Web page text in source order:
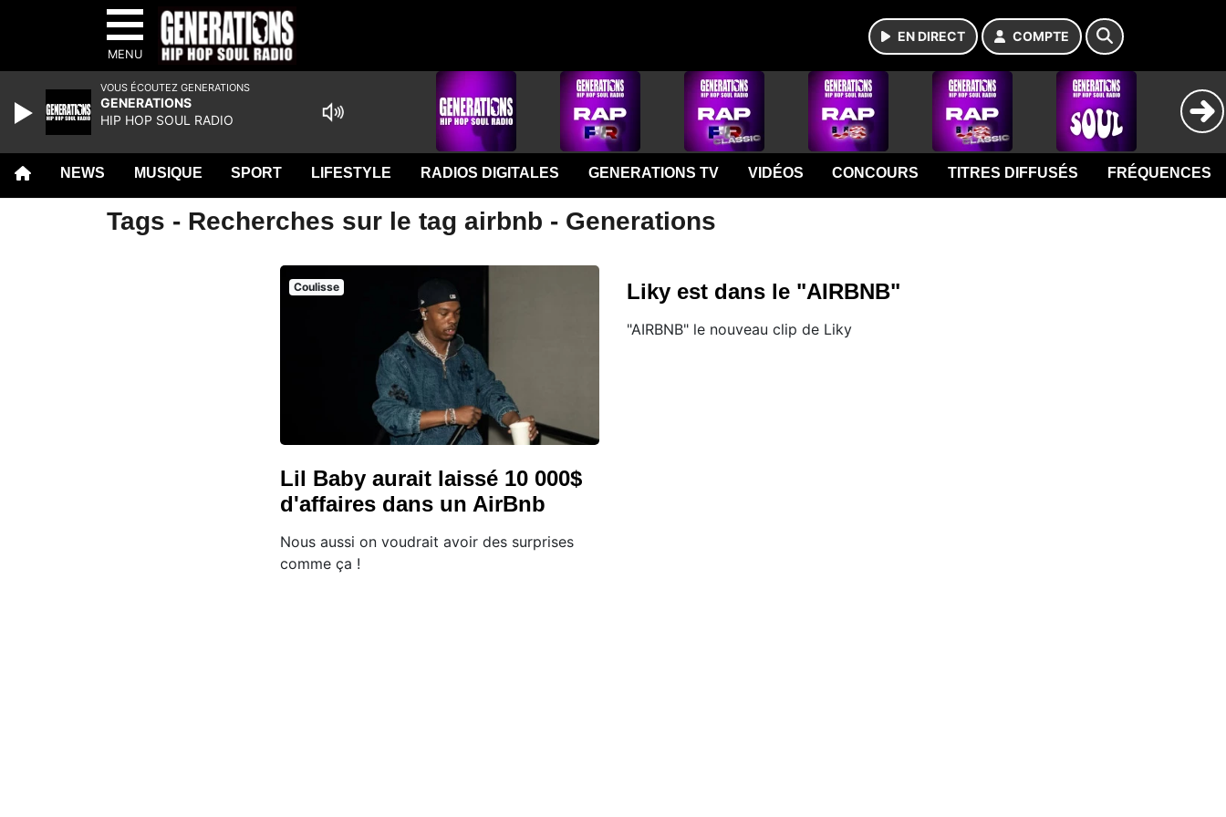
MENU
EN DIRECT COMPTE
NEWS MUSIQUE SPORT LIFESTYLE RADIOS DIGITALES GENERATIONS TV VIDÉOS CONCOURS TITRES DIFFUSÉS FRÉQUENCES
Tags - Recherches sur le tag airbnb - Generations
Coulisse
Lil Baby aurait laissé 10 000$
d'affaires dans un AirBnb
Nous aussi on voudrait avoir des surprises
comme ça !
Liky est dans le "AIRBNB"
"AIRBNB" le nouveau clip de Liky
VOUS ÉCOUTEZ GENERATIONS
GENERATIONS
HIP HOP SOUL RADIO